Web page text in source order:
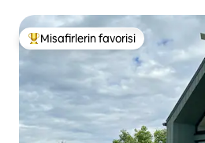
Misafirlerin favorilerinden en
Misafirlerin favorisi